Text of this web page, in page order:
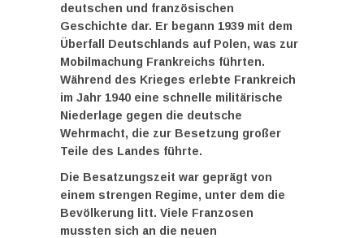
deutschen und französischen
Geschichte dar. Er begann 1939 mit dem
Überfall Deutschlands auf Polen, was zur
Mobilmachung Frankreichs führten.
Während des Krieges erlebte Frankreich
im Jahr 1940 eine schnelle militärische
Niederlage gegen die deutsche
Wehrmacht, die zur Besetzung großer
Teile des Landes führte.
Die Besatzungszeit war geprägt von
einem strengen Regime, unter dem die
Bevölkerung litt. Viele Franzosen
mussten sich an die neuen